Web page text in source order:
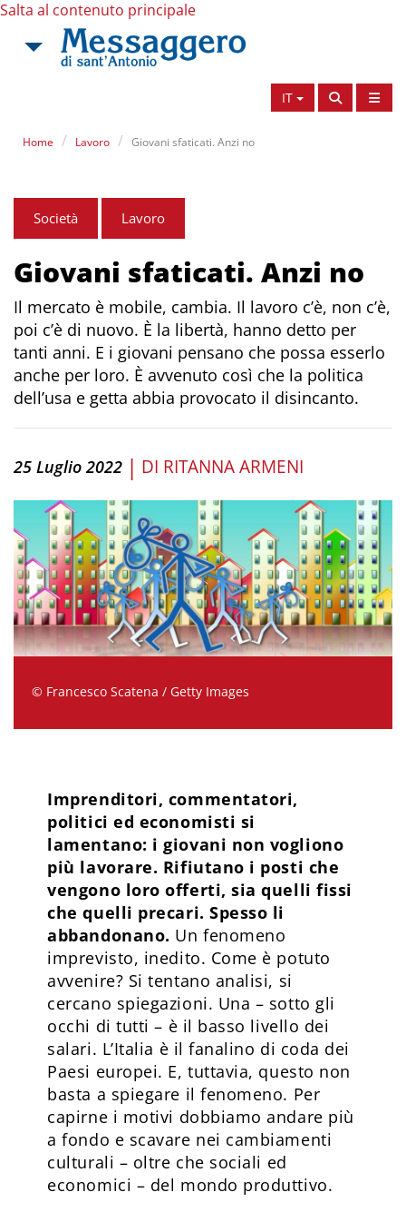
Salta al contenuto principale
IT
Home Lavoro Giovani sfaticati. Anzi no
Società Lavoro
Giovani sfaticati. Anzi no
Il mercato è mobile, cambia. Il lavoro c’è, non c’è,
poi c’è di nuovo. È la libertà, hanno detto per
tanti anni. E i giovani pensano che possa esserlo
anche per loro. È avvenuto così che la politica
dell’usa e getta abbia provocato il disincanto.
25 Luglio 2022 | DI RITANNA ARMENI
© Francesco Scatena / Getty Images
Imprenditori, commentatori,
politici ed economisti si
lamentano: i giovani non vogliono
più lavorare. Rifiutano i posti che
vengono loro offerti, sia quelli fissi
che quelli precari. Spesso li
abbandonano. Un fenomeno
imprevisto, inedito. Come è potuto
avvenire? Si tentano analisi, si
cercano spiegazioni. Una – sotto gli
occhi di tutti – è il basso livello dei
salari. L’Italia è il fanalino di coda dei
Paesi europei. E, tuttavia, questo non
basta a spiegare il fenomeno. Per
capirne i motivi dobbiamo andare più
a fondo e scavare nei cambiamenti
culturali – oltre che sociali ed
economici – del mondo produttivo.